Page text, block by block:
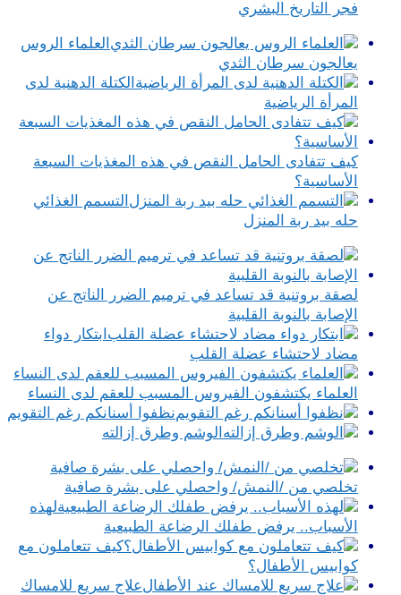
فجر التاريخ البشري
العلماء الروس
يعالجون سرطان الثدي
الكتلة الدهنية لدى
المرأة الرياضية
كيف تتفادى الحامل النقص في هذه المغذيات السبعة
الأساسية؟
التسمم الغذائي
حله بيد ربة المنزل
لصقة بروتنية قد تساعد في ترميم الضرر الناتج عن
الإصابة بالنوبة القلبية
ابتكار دواء
مضاد لاحتشاء عضلة القلب
العلماء يكتشفون الفيروس المسبب للعقم لدى النساء
نظفوا أسنانكم رغم التقويم
الوشم وطرق إزالته
تخلصي من /النمش/ واحصلي على بشرة صافية
لهذه
الأسباب.. يرفض طفلك الرضاعة الطبيعية
كيف تتعاملون مع
كوابيس الأطفال؟
علاج سريع للامساك